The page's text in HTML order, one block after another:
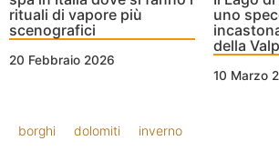
rituali di vapore più
scenografici
20 Febbraio 2026
uno
della
10 Marzo
borghi dolomiti inverno